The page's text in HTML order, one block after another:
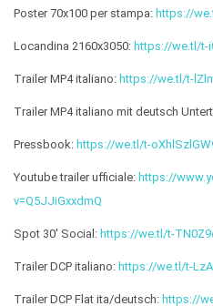
Poster 70x100 per stampa: https://
Locandina 2160x3050: https://we.tl/t-
Trailer MP4 italiano: https://we.tl/t-
Trailer MP4 italiano mit deutsch
Pressbook: https://we.tl/t-
Youtube trailer ufficiale: https://
v=Q5JJiGxxdmQ
Spot 30' Social: https://we.tl/t-
Trailer DCP italiano: https://we.tl/t-
Trailer DCP Flat ita/deutsch: https://